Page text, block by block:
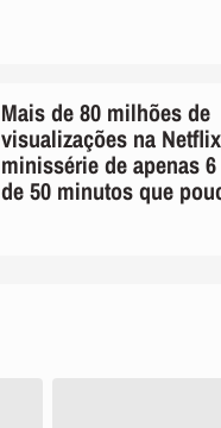
Mais de 80 milhões de
visualizações na
minissérie de apenas
de 50 minutos que